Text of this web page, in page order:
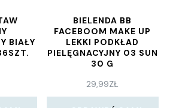
BIAŁY
BIELENDA BB
FACEBOOM MAKE UP
LEKKI PODKŁAD
PIELĘGNACYJNY 03 SUN
30 G
29,99ZŁ